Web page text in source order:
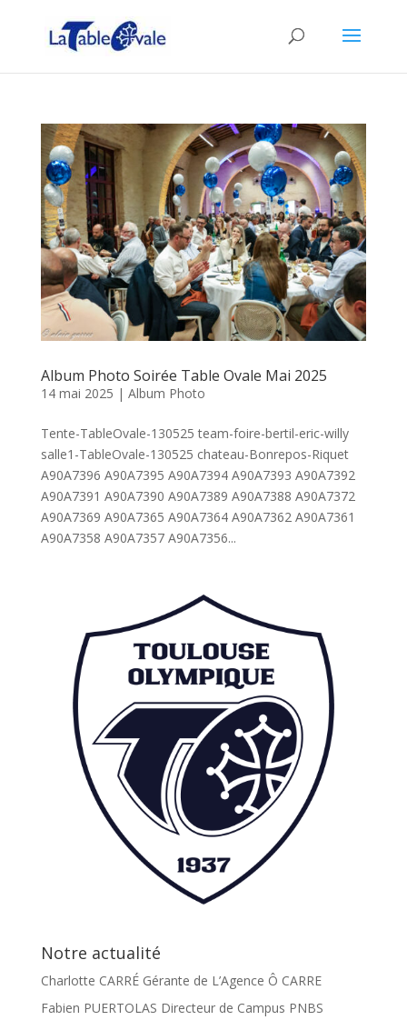
Album Photo Soirée Table Ovale Mai 2025
14 mai 2025 | Album Photo
Tente-TableOvale-130525 team-foire-bertil-eric-willy
salle1-TableOvale-130525 chateau-Bonrepos-Riquet
A90A7396 A90A7395 A90A7394 A90A7393 A90A7392
A90A7391 A90A7390 A90A7389 A90A7388 A90A7372
A90A7369 A90A7365 A90A7364 A90A7362 A90A7361
A90A7358 A90A7357 A90A7356...
Notre actualité
Charlotte CARRÉ Gérante de L’Agence Ô CARRE
Fabien PUERTOLAS Directeur de Campus PNBS